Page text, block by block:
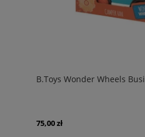
B.Toys Wonder Wheels
75,00 zł